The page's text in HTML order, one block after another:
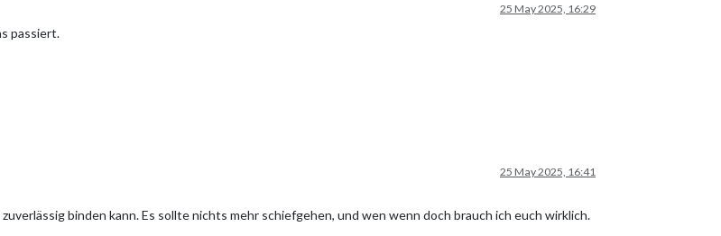
25 May 2025, 16:29
passiert.
25 May 2025, 16:41
binden kann. Es sollte nichts mehr schiefgehen, und wen wenn doch brauch ich euch wirklich.